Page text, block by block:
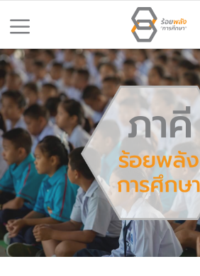
i
p
t
o
c
o
n
t
e
n
t